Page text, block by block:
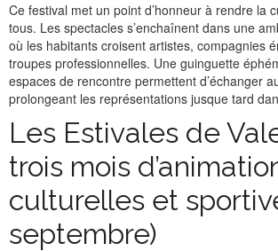
Ce festival met un point d’honneur à rendre la
tous. Les spectacles s’enchaînent dans une
où les habitants croisent artistes, compagnies
troupes professionnelles. Une guinguette
espaces de rencontre permettent d’échanger
prolongeant les représentations jusque tard
Les Estivales de
trois mois
culturelles et
septembre)